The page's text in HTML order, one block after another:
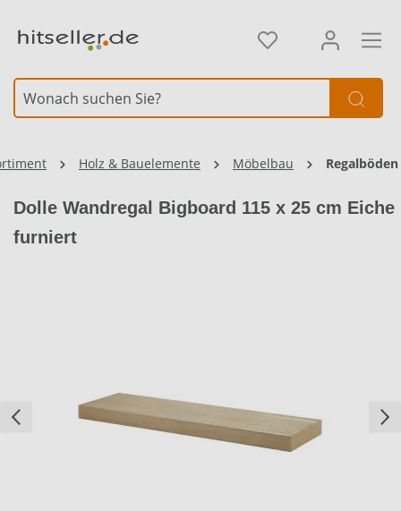
Holz & Bauelemente Möbelbau Regalböden
Dolle Wandregal Bigboard 115 x 25 cm Eiche
furniert